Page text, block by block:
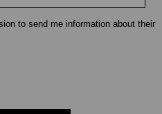
to send me information about their